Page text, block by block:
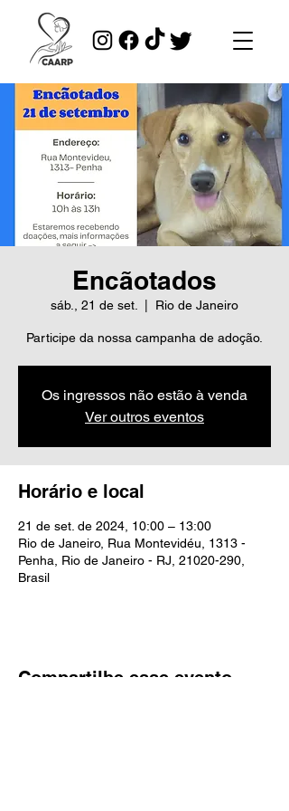
Encãotados
sáb., 21 de set. Rio de Janeiro
Participe da nossa campanha de adoção.
Os ingressos não estão à venda
Ver outros eventos
Horário e local
21 de set. de 2024, 10:00 – 13:00
Rio de Janeiro, Rua Montevidéu, 1313 -
Penha, Rio de Janeiro - RJ, 21020-290,
Brasil
Compartilhe esse evento